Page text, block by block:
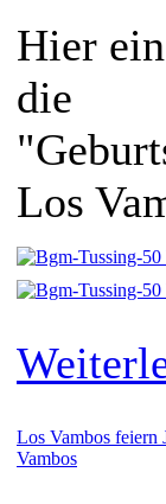
Hier
die
Los
Los Vambos feiern
Vambos